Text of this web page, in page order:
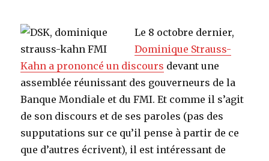
Le 8 octobre dernier,
Dominique Strauss-
Kahn a prononcé un discours devant une
assemblée réunissant des gouverneurs de la
Banque Mondiale et du FMI. Et comme il s’agit
de son discours et de ses paroles (pas des
supputations sur ce qu’il pense à partir de ce
que d’autres écrivent), il est intéressant de